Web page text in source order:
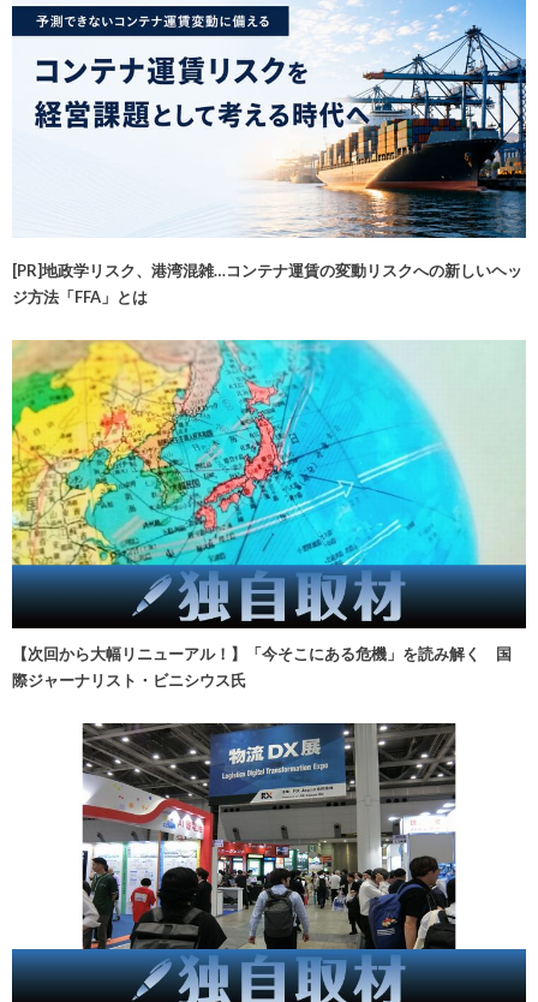
[PR]地政学リスク、港湾混雑…コンテナ運賃の変動リスクへの新しいヘッ
ジ方法「FFA」とは
【次回から大幅リニューアル！】「今そこにある危機」を読み解く 国
際ジャーナリスト・ビニシウス氏